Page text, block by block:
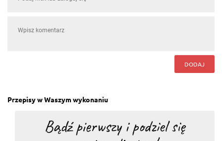
DODAJ
Przepisy w Waszym wykonaniu